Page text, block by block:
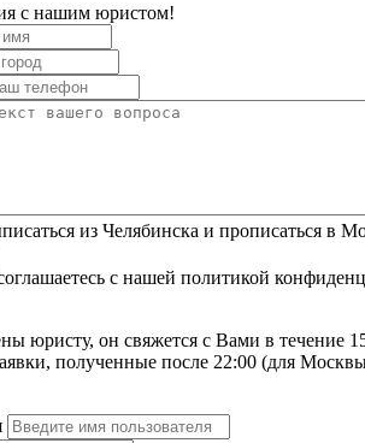
с нашим юристом!
из Челябинска и прописаться в
с нашей политикой
юристу, он свяжется с Вами в течение
полученные после 22:00 (для